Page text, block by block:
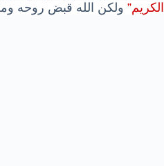
الكريم” ولكن الله قبض روحه